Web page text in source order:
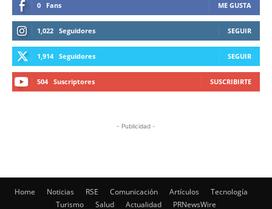
0 Fans ME GUSTA
1,022 Seguidores SEGUIR
1,914 Seguidores SEGUIR
504 Suscriptores SUSCRIBIRTE
- Publicidad -
Home Noticias RSE Comunicación Artículos
Tecnología
Turismo
Salud Actualidad PRNewsWire